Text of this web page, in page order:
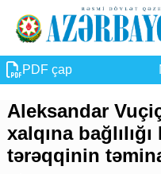
PDF çap
Aleksandar
xalqına
tərəqqinin